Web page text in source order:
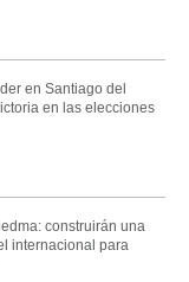
en Santiago del
en las elecciones
construirán una
internacional para